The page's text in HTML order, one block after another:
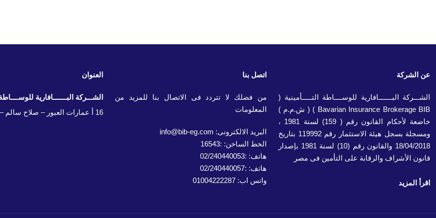
عن الشركة
الشـــركة البـــــــافارية للوســــاطة التـــــأمينية (
Bavarian Insurance Brokerage BIB ) ( ش.م.م )
خاضعة لأحكام القانون رقم ( 159) لسنة 1981 ،
ومسجلة بسجل هيئة الاستثمار رقم 119992 بتاريخ
18/04/2018 والقانون رقم (10) لسنة 1981 بإصدار
قانون الأشراف والرقابة على التأمين فى مصر
اقرأ المزيد
اتصل بنا
من فضلك لا تتردد فى الاتصال بنا للمزيد من
المعلومات
البريد الالكترونى: info@bib-eg.com
الخط الساخن: :16543
هاتف: :02/240440053
هاتف: :02/240440057
واتس اب: 01004222287
العنوان
الشـــركة البـــــــافارية
16 أ عمارات العبور – صلاح سالم – القاهرة - مصر